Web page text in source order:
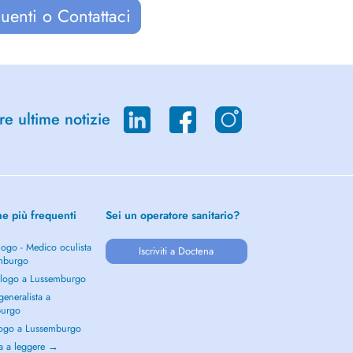
o Contattaci
ultime notizie
più frequenti
- Medico oculista
a Lussemburgo
a
a Lussemburgo
a leggere →
Sei un operatore sanitario?
Iscriviti a Doctena